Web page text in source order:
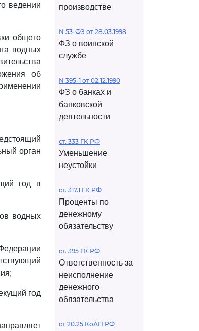
ведении
общего
водных
об
орган
год в
водных
год
производстве
N 53-ФЗ от 28.03.1998
ФЗ о воинской
службе
N 395-1 от 02.12.1990
ФЗ о банках и
банковской
деятельности
ст. 333 ГК РФ
Уменьшение
неустойки
ст. 317.1 ГК РФ
Проценты по
денежному
обязательству
ст. 395 ГК РФ
Ответственность за
неисполнение
денежного
обязательства
ст 20.25 КоАП РФ